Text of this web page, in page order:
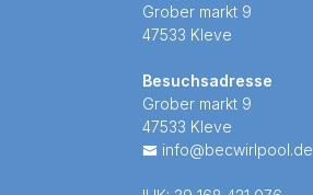
Grober markt 9
47533 Kleve
Besuchsadresse
Grober markt 9
47533 Kleve
info@becwirlpool.de